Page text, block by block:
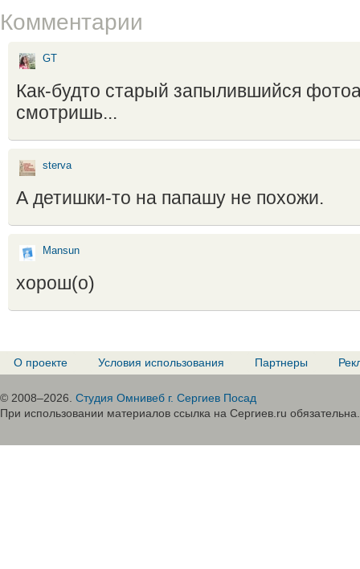
Комментарии
GT
Как-будто старый запылившийся
смотришь...
sterva
А детишки-то на папашу не похожи.
Mansun
хорош(о)
О проекте Условия использования Партнеры
© 2008–2026. Студия Омнивеб г. Сергиев Посад
При использовании материалов ссылка на Сергиев.ru обязательна.